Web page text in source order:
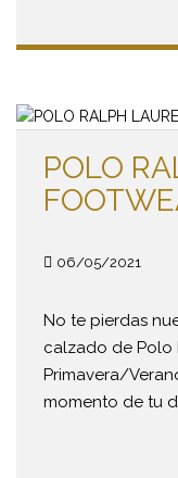
POLO
06/05/2021
No te pierdas
calzado de Polo
Primavera/
momento de tu